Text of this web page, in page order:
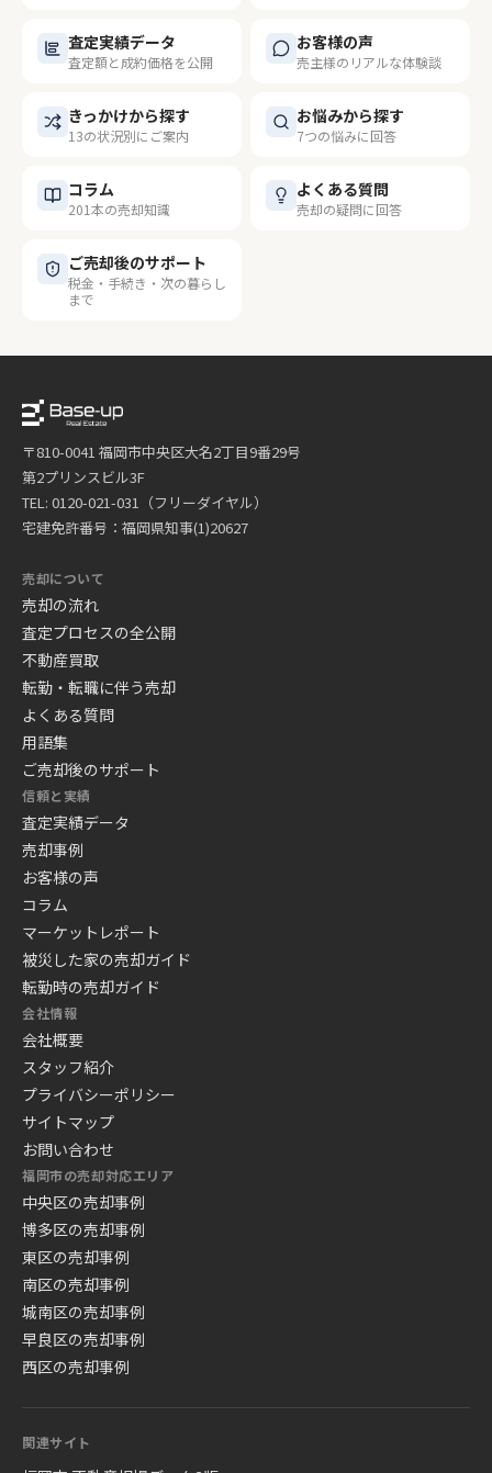
査定実績データ
査定額と成約価格を公開
お客様の声
売主様のリアルな体験談
きっかけから探す
13の状況別にご案内
お悩みから探す
7つの悩みに回答
コラム
201本の売却知識
よくある質問
売却の疑問に回答
ご売却後のサポート
税金・手続き・次の暮らし
まで
〒810-0041 福岡市中央区大名2丁目9番29号
第2プリンスビル3F
TEL: 0120-021-031（フリーダイヤル）
宅建免許番号：福岡県知事(1)20627
売却について
売却の流れ
査定プロセスの全公開
不動産買取
転勤・転職に伴う売却
よくある質問
用語集
ご売却後のサポート
信頼と実績
査定実績データ
売却事例
お客様の声
コラム
マーケットレポート
被災した家の売却ガイド
転勤時の売却ガイド
会社情報
会社概要
スタッフ紹介
プライバシーポリシー
サイトマップ
お問い合わせ
福岡市の売却対応エリア
中央区の売却事例
博多区の売却事例
東区の売却事例
南区の売却事例
城南区の売却事例
早良区の売却事例
西区の売却事例
関連サイト